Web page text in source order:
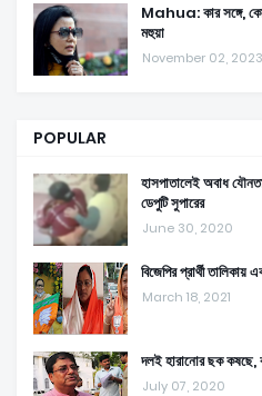
Mahua: কার সঙ্গে,
মহুয়া
November 02, 2023
POPULAR
হাসপাতালেই অবাধ
ডেপুটি সুপারের
June 30, 2020
বিজেপির প্রার্থী
March 18, 2021
দলই হারানোর ছক কষছে,
July 07, 2020